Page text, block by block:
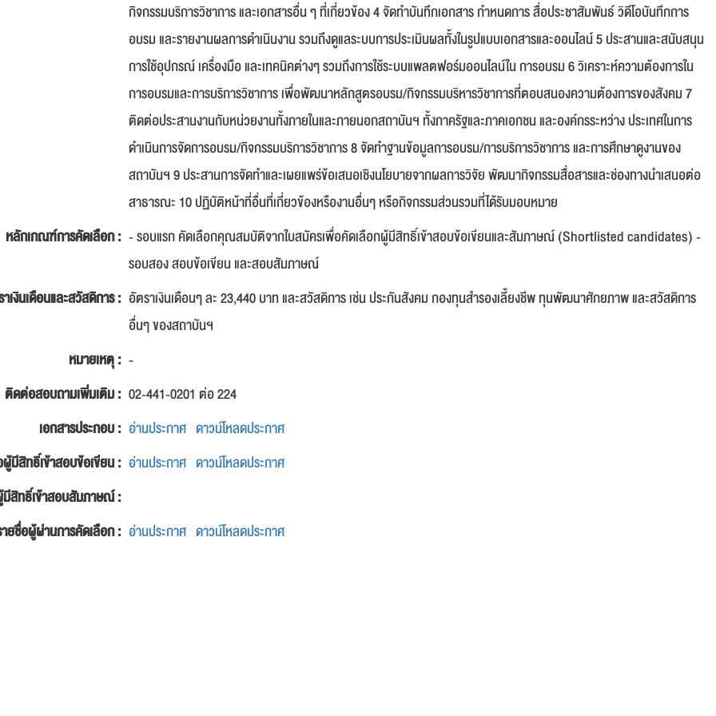
กิจกรรมบริการวิชาการ และเอกสารอื่น ๆ ที่เกี่ยวข้อง 4 จัดทำบันทึกเอกสาร กำหนดการ สื่อประชาสัมพันธ์ วิดีโอบันทึกการ
อบรม และรายงานผลการดำเนินงาน รวมถึงดูแลระบบการประเมินผลทั้งในรูปแบบเอกสารและออนไลน์ 5 ประสานและสนับสนุน
การใช้อุปกรณ์ เครื่องมือ และเทคนิคต่างๆ รวมถึงการใช้ระบบแพลตฟอร์มออนไลน์ใน การอบรม 6 วิเคราะห์ความต้องการใน
การอบรมและการบริการวิชาการ เพื่อพัฒนาหลักสูตรอบรม/กิจกรรมบริหารวิชาการที่ตอบสนองความต้องการของสังคม 7
ติดต่อประสานงานกับหน่วยงานทั้งภายในและภายนอกสถาบันฯ ทั้งภาครัฐและภาคเอกชน และองค์กรระหว่าง ประเทศในการ
ดำเนินการจัดการอบรม/กิจกรรมบริการวิชาการ 8 จัดทำฐานข้อมูลการอบรม/การบริการวิชาการ และการศึกษาดูงานของ
สถาบันฯ 9 ประสานการจัดทำและเผยแพร่ข้อเสนอเชิงนโยบายจากผลการวิจัย พัฒนากิจกรรมสื่อสารและช่องทางนำเสนอต่อ
สาธารณะ 10 ปฏิบัติหน้าที่อื่นที่เกี่ยวข้องหรืองานอื่นๆ หรือกิจกรรมส่วนรวมที่ได้รับมอบหมาย
หลักเกณฑ์การคัดเลือก : - รอบแรก คัดเลือกคุณสมบัติจากใบสมัครเพื่อคัดเลือกผู้มีสิทธิ์เข้าสอบข้อเขียนและสัมภาษณ์ (Shortlisted candidates) -
รอบสอง สอบข้อเขียน และสอบสัมภาษณ์
เงินเดือนและสวัสดิการ : อัตราเงินเดือนๆ ละ 23,440 บาท และสวัสดิการ เช่น ประกันสังคม กองทุนสำรองเลี้ยงชีพ ทุนพัฒนาศักยภาพ และสวัสดิการ
อื่นๆ ของสถาบันฯ
หมายเหตุ : -
ติดต่อสอบถามเพิ่มเติม : 02-441-0201 ต่อ 224
เอกสารประกอบ : อ่านประกาศ ดาวน์โหลดประกาศ
มีสิทธิ์เข้าสอบข้อเขียน : อ่านประกาศ ดาวน์โหลดประกาศ
สิทธิ์เข้าสอบสัมภาษณ์ :
ยชื่อผู้ผ่านการคัดเลือก : อ่านประกาศ ดาวน์โหลดประกาศ